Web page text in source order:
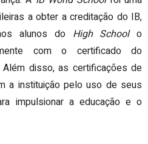
a obter a creditação do IB,
alunos do High Schoolo
com o certificado do
Além disso, as certificações de
a instituição pelo uso de seus
impulsionar a educação e o